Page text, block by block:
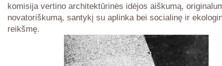
komisija vertino architektūrinės idėjos aiškumą,
novatoriškumą, santykį su aplinka bei socialinę ir
reikšmę.